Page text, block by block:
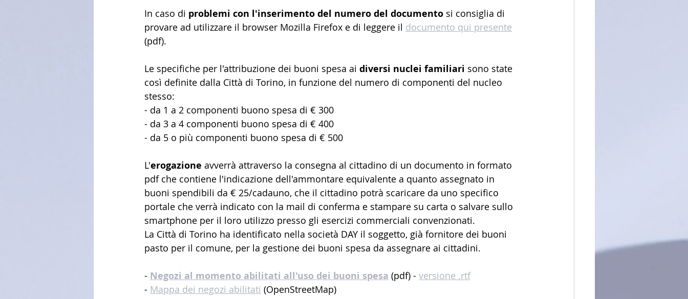
In caso di problemi con l'inserimento del numero del documento si consiglia di
provare ad utilizzare il browser Mozilla Firefox e di leggere il documento qui presente
(pdf).
Le specifiche per l'attribuzione dei buoni spesa ai diversi nuclei familiari sono state
così definite dalla Città di Torino, in funzione del numero di componenti del nucleo
stesso:
- da 1 a 2 componenti buono spesa di € 300
- da 3 a 4 componenti buono spesa di € 400
- da 5 o più componenti buono spesa di € 500
L'erogazione avverrà attraverso la consegna al cittadino di un documento in formato
pdf che contiene l'indicazione dell'ammontare equivalente a quanto assegnato in
buoni spendibili da € 25/cadauno, che il cittadino potrà scaricare da uno specifico
portale che verrà indicato con la mail di conferma e stampare su carta o salvare sullo
smartphone per il loro utilizzo presso gli esercizi commerciali convenzionati.
La Città di Torino ha identificato nella società DAY il soggetto, già fornitore dei buoni
pasto per il comune, per la gestione dei buoni spesa da assegnare ai cittadini.
- Negozi al momento abilitati all'uso dei buoni spesa (pdf) - versione .rtf
- Mappa dei negozi abilitati (OpenStreetMap)